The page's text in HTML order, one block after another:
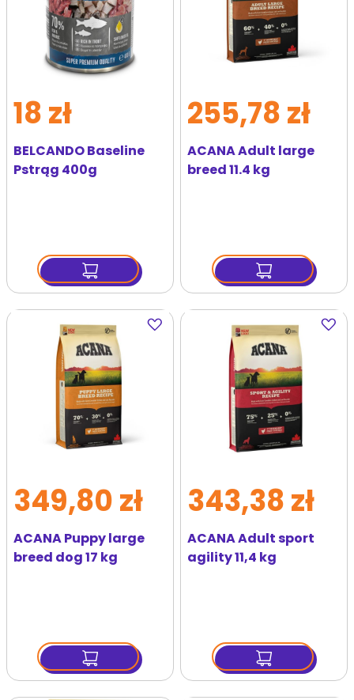
BELCANDO Baseline
Pstrąg 400g
18 zł
ACANA Adult large
breed 11.4 kg
255,78 zł
Dodaj
do
ACANA Puppy large
breed dog 17 kg
349,80 zł
Dodaj
do
ACANA Adult sport
agility 11,4 kg
343,38 zł